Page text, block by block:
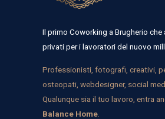
Il primo Coworking a Brugherio
privati per i lavoratori del nuovo
Professionisti, fotografi, creativi,
osteopati, webdesigner, social
Qualunque sia il tuo lavoro, entra
Balance Home